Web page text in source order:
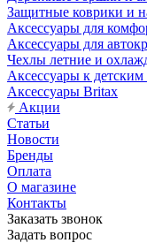
Защитные коврики и
Аксессуары для
Аксессуары для
Чехлы летние и
Аксессуары к детским
Аксессуары Britax
Акции
Статьи
Новости
Бренды
Оплата
О магазине
Контакты
Заказать звонок
Задать вопрос